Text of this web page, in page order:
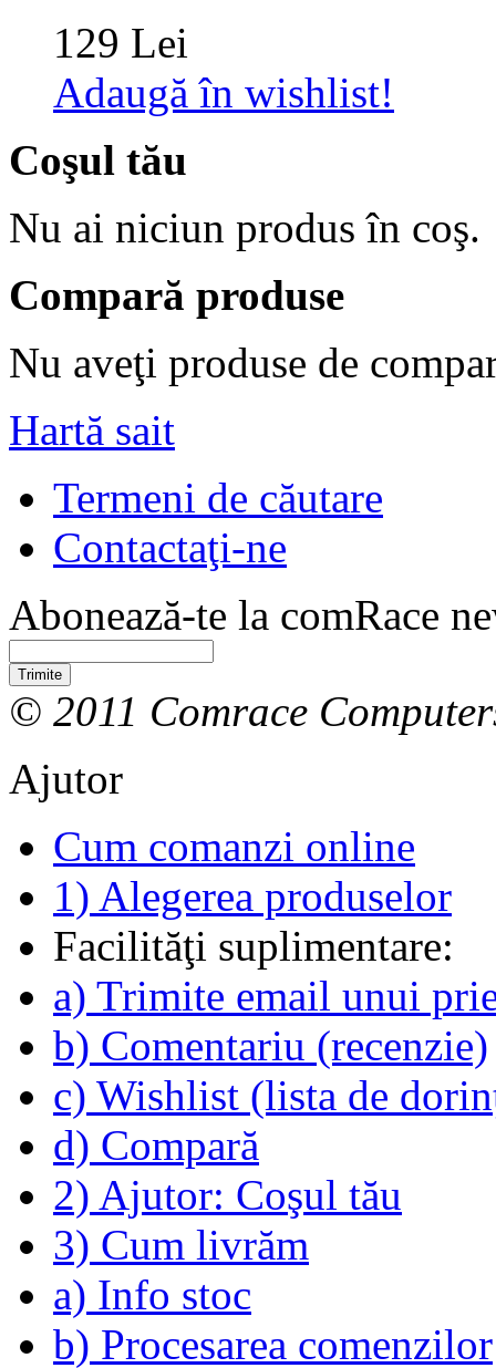
129 Lei
Adaugă în wishlist!
Coşul tău
Nu ai niciun produs în coş.
Compară produse
Nu aveţi produse de
Hartă sait
Termeni de căutare
Contactaţi-ne
Abonează-te la comRace
Trimite
© 2011 Comrace
Ajutor
Cum comanzi online
1) Alegerea produselor
Facilităţi suplimentare:
a) Trimite email unui
b) Comentariu (recenzie)
c) Wishlist (lista de
d) Compară
2) Ajutor: Coşul tău
3) Cum livrăm
a) Info stoc
b) Procesarea comenzilor